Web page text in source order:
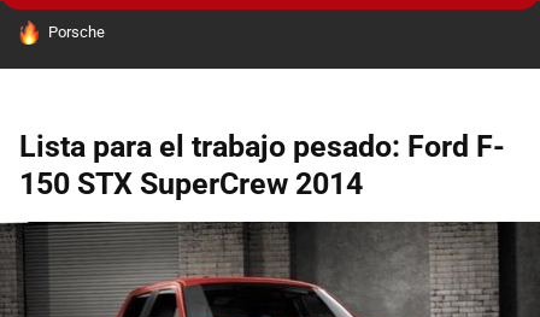
HOY SE HABLA DE
Porsche
Lista para el trabajo pesado: Ford F-
150 STX SuperCrew 2014